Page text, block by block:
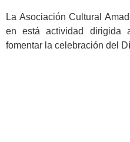
La Asociación Cultural
en está actividad dirigida
fomentar la celebración del